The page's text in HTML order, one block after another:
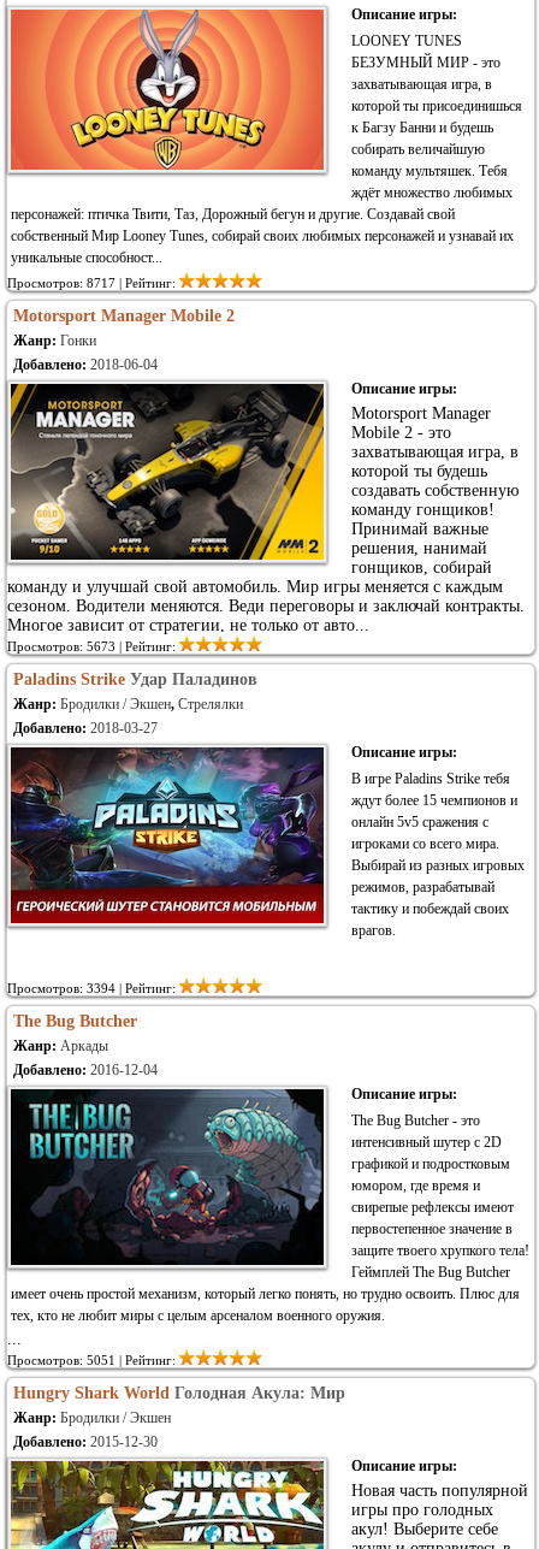
Описание игры:
LOONEY TUNES
БЕЗУМНЫЙ МИР - это
захватывающая игра, в
которой ты присоединишься
к Багзу Банни и будешь
собирать величайшую
команду мультяшек. Тебя
ждёт множество любимых
персонажей: птичка Твити, Таз, Дорожный бегун и другие. Создавай свой
собственный Мир Looney Tunes, собирай своих любимых персонажей и узнавай их
уникальные способност...
Просмотров: 8717 | Рейтинг:
Motorsport Manager Mobile 2
Жанр: Гонки
Добавлено: 2018-06-04
Описание игры:
Motorsport Manager
Mobile 2 - это
захватывающая игра, в
которой ты будешь
создавать собственную
команду гонщиков!
Принимай важные
решения, нанимай
гонщиков, собирай
команду и улучшай свой автомобиль. Мир игры меняется с каждым
сезоном. Водители меняются. Веди переговоры и заключай контракты.
Многое зависит от стратегии, не только от авто...
Просмотров: 5673 | Рейтинг:
Paladins Strike Удар Паладинов
Жанр: Бродилки / Экшен, Стрелялки
Добавлено: 2018-03-27
Описание игры:
В игре Paladins Strike тебя
ждут более 15 чемпионов и
онлайн 5v5 сражения с
игроками со всего мира.
Выбирай из разных игровых
режимов, разрабатывай
тактику и побеждай своих
врагов.
Просмотров: 3394 | Рейтинг:
The Bug Butcher
Жанр: Аркады
Добавлено: 2016-12-04
Описание игры:
The Bug Butcher - это
интенсивный шутер с 2D
графикой и подростковым
юмором, где время и
свирепые рефлексы имеют
первостепенное значение в
защите твоего хрупкого тела!
Геймплей The Bug Butcher
имеет очень простой механизм, который легко понять, но трудно освоить. Плюс для
тех, кто не любит миры с целым арсеналом военного оружия.
...
Просмотров: 5051 | Рейтинг:
Hungry Shark World Голодная Акула: Мир
Жанр: Бродилки / Экшен
Добавлено: 2015-12-30
Описание игры:
Новая часть популярной
игры про голодных
акул! Выберите себе